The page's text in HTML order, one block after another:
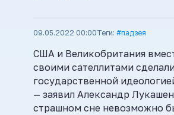
09.05.2022 00:00Теги: #падзея
США и Великобритания
своими сателлитами
государственной
— заявил Александр
страшном сне невозможно